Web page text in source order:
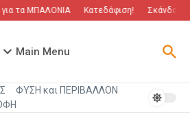
για τα ΜΠΑΛΟΝΙΑ Κατεδάφιση! Σκάνδαλο
Main Menu
ΦΥΣΗ και ΠΕΡΙΒΑΛΛΟΝ